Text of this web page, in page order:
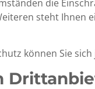
die
steht Ihnen
können Sie